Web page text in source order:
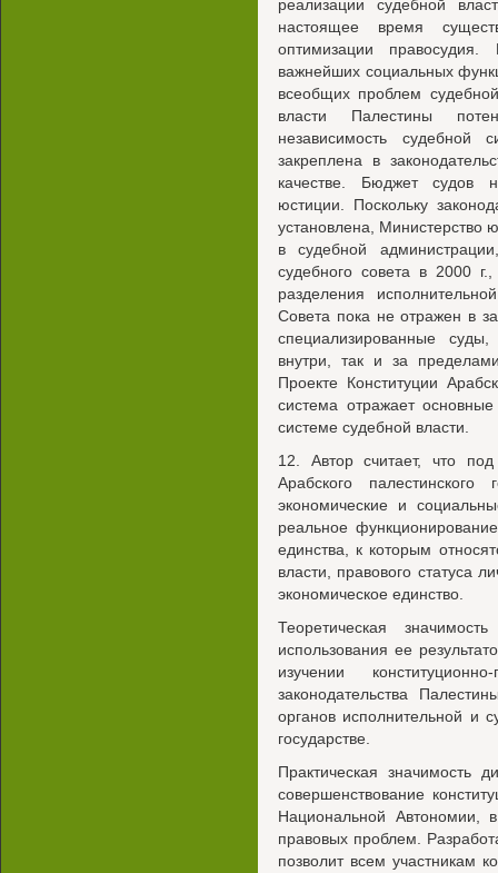
реализации судебной
настоящее время
оптимизации
важнейших социальных
всеобщих проблем
власти Палестины
независимость
закреплена в
качестве. Бюджет судов
юстиции. Поскольку
установлена, Министерство
в судебной
судебного совета в 2000
разделения
Совета пока не отражен в
специализированные
внутри, так и за
Проекте Конституции
система отражает
системе судебной власти.
12. Автор считает, что
Арабского
экономические и
реальное
единства, к которым
власти, правового статуса
экономическое единство.
Теоретическая
использования ее
изучении
законодательства
органов исполнительной и
государстве.
Практическая значимость
совершенствование
Национальной Автономии,
правовых проблем.
позволит всем участникам